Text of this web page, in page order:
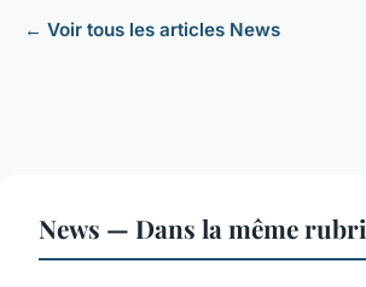
← Voir tous les articles News
News — Dans la même